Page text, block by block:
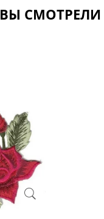
ВЫ СМОТРЕЛИ